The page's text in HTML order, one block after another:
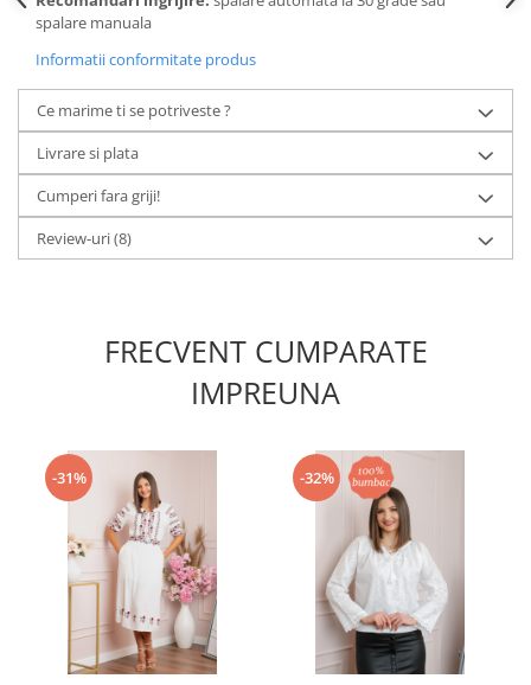
spalare manuala
Informatii conformitate produs
Ce marime ti se potriveste ?
Livrare si plata
Cumperi fara griji!
Review-uri(8)
FRECVENT CUMPARATE
IMPREUNA
-31% -32%